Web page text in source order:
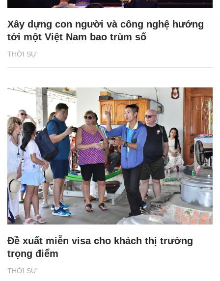
THỜI SỰ
Xây dựng con người và công nghệ hướng
tới một Việt Nam bao trùm số
THỜI SỰ
Đề xuất miễn visa cho khách thị trường
trọng điểm